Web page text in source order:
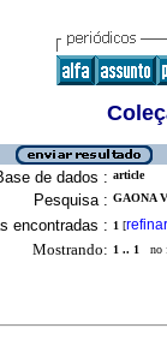
de dados : article
Pesquisa : GAONA
encontradas : 1 [refinar
Mostrando: 1 .. 1 no